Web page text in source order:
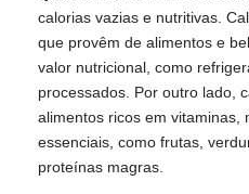
calorias vazias e nutritivas.
que provêm de alimentos e
valor nutricional, como
processados. Por outro lado,
alimentos ricos em vitaminas,
essenciais, como frutas,
proteínas magras.